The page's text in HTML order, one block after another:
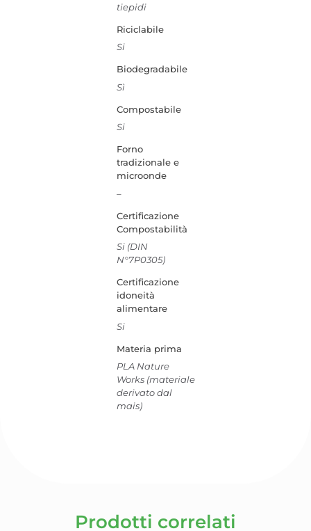
tiepidi
Riciclabile
Si
Biodegradabile
Sì
Compostabile
Si
Forno
tradizionale e
microonde
–
Certificazione
Compostabilità
Si (DIN
N°7P0305)
Certificazione
idoneità
alimentare
Si
Materia prima
PLA Nature
Works (materiale
derivato dal
mais)
Prodotti correlati